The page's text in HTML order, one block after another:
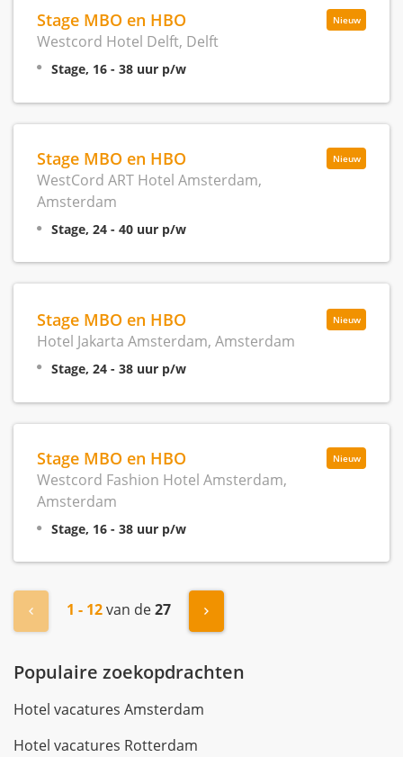
Nieuw
Stage MBO en HBO
Westcord Hotel Delft, Delft
Stage, 16 - 38 uur p/w
Nieuw
Stage MBO en HBO
WestCord ART Hotel Amsterdam,
Amsterdam
Stage, 24 - 40 uur p/w
Nieuw
Stage MBO en HBO
Hotel Jakarta Amsterdam, Amsterdam
Stage, 24 - 38 uur p/w
Nieuw
Stage MBO en HBO
Westcord Fashion Hotel Amsterdam,
Amsterdam
Stage, 16 - 38 uur p/w
« Vorige1 - 12van de27 Volgende »
Populaire zoekopdrachten
Hotel vacatures Amsterdam
Hotel vacatures Rotterdam